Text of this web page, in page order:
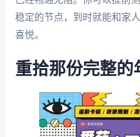
稳定的节点，到时就能和家
喜悦。
重拾那份完整的